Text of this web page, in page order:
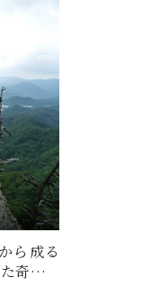
ら成る
奇岩怪